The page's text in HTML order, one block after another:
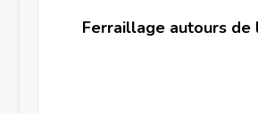
Ferraillage autours de